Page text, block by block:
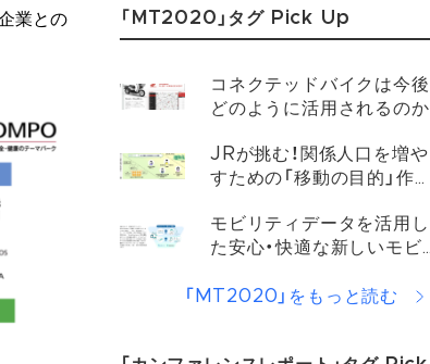
業との
「MT2020」タグ Pick Up
コネクテッドバイクは今後
どのように活用されるのか​
JRが挑む！関係人口を増や
すための「移動の目的」作り
モビリティデータを活用し
た安心・快適な新しいモビ
「MT2020」をもっと読む